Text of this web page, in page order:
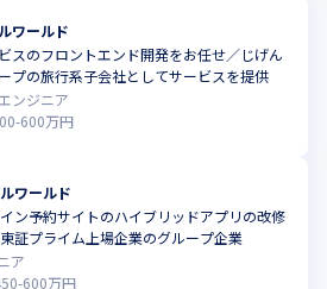
ワールド
スのフロントエンド開発をお任せ／じげん
プの旅行系子会社としてサービスを提供
ンジニア
-600万円
ワールド
ン予約サイトのハイブリッドアプリの改修
証プライム上場企業のグループ企業
ア
-600万円